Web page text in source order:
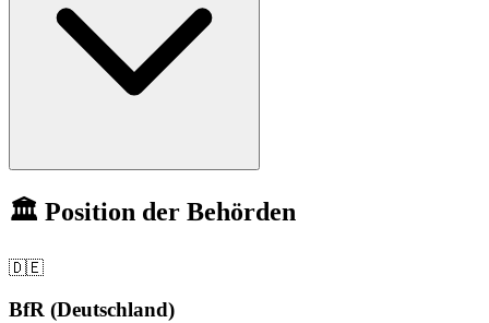
🏛️ Position der Behörden
🇩🇪
BfR (Deutschland)